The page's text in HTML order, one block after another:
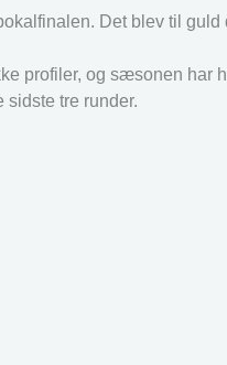
Det blev til guld
profiler, og sæsonen har
tre runder.